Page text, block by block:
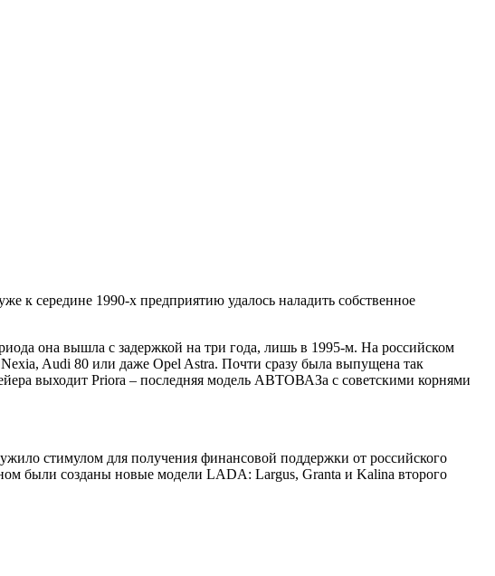
к середине 1990-х предприятию удалось наладить собственное
она вышла с задержкой на три года, лишь в 1995-м. На российском
Audi 80 или даже Opel Astra. Почти сразу была выпущена так
выходит Priora ‒ последняя модель АВТОВАЗа с советскими корнями
стимулом для получения финансовой поддержки от российского
были созданы новые модели LADA: Largus, Granta и Kalina второго